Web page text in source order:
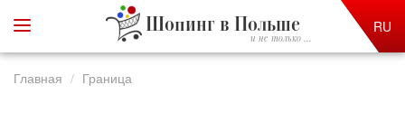
Шопинг в Польше
и не только ...
RU
Главная Граница